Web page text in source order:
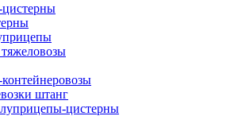
штанг
цистерны